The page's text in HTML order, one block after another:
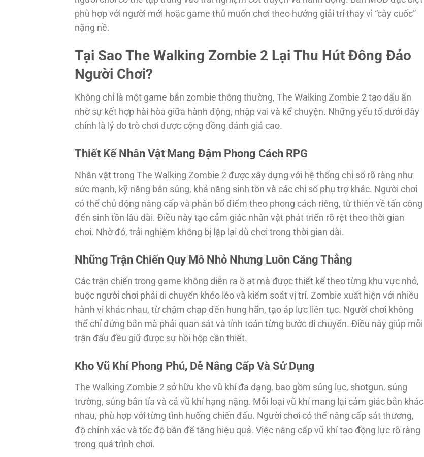
phù hợp với người mới hoặc game thủ muốn chơi theo hướng giải trí thay vì “cày cuốc”
nặng nề.
Tại Sao The Walking Zombie 2 Lại Thu Hút Đông Đảo
Người Chơi?
Không chỉ là một game bắn zombie thông thường, The Walking Zombie 2 tạo dấu ấn
nhờ sự kết hợp hài hòa giữa hành động, nhập vai và kể chuyện. Những yếu tố dưới đây
chính là lý do trò chơi được cộng đồng đánh giá cao.
Thiết Kế Nhân Vật Mang Đậm Phong Cách RPG
Nhân vật trong The Walking Zombie 2 được xây dựng với hệ thống chỉ số rõ ràng như
sức mạnh, kỹ năng bắn súng, khả năng sinh tồn và các chỉ số phụ trợ khác. Người chơi
có thể chủ động nâng cấp và phân bổ điểm theo phong cách riêng, từ thiên về tấn công
đến sinh tồn lâu dài. Điều này tạo cảm giác nhân vật phát triển rõ rệt theo thời gian
chơi. Nhờ đó, trải nghiệm không bị lặp lại dù chơi trong thời gian dài.
Những Trận Chiến Quy Mô Nhỏ Nhưng Luôn Căng Thẳng
Các trận chiến trong game không diễn ra ồ ạt mà được thiết kế theo từng khu vực nhỏ,
buộc người chơi phải di chuyển khéo léo và kiểm soát vị trí. Zombie xuất hiện với nhiều
hành vi khác nhau, từ chậm chạp đến hung hãn, tạo áp lực liên tục. Người chơi không
thể chỉ đứng bắn mà phải quan sát và tính toán từng bước di chuyển. Điều này giúp mỗi
trận đấu đều giữ được sự hồi hộp cần thiết.
Kho Vũ Khí Phong Phú, Dễ Nâng Cấp Và Sử Dụng
The Walking Zombie 2 sở hữu kho vũ khí đa dạng, bao gồm súng lục, shotgun, súng
trường, súng bắn tỉa và cả vũ khí hạng nặng. Mỗi loại vũ khí mang lại cảm giác bắn khác
nhau, phù hợp với từng tình huống chiến đấu. Người chơi có thể nâng cấp sát thương,
độ chính xác và tốc độ bắn để tăng hiệu quả. Việc nâng cấp vũ khí tạo động lực rõ ràng
trong quá trình chơi.